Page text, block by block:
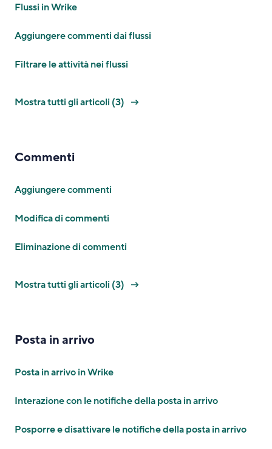
Flussi in Wrike
Aggiungere commenti dai flussi
Filtrare le attività nei flussi
Mostra tutti gli articoli (3)
Commenti
Aggiungere commenti
Modifica di commenti
Eliminazione di commenti
Mostra tutti gli articoli (3)
Posta in arrivo
Posta in arrivo in Wrike
Interazione con le notifiche della posta in arrivo
Posporre e disattivare le notifiche della posta in arrivo